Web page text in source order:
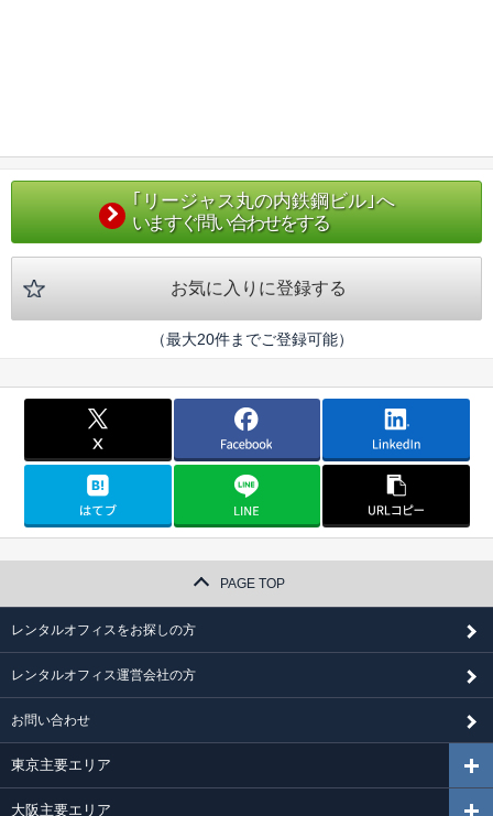
｢リージャス丸の内鉄鋼ビル｣へ
いますぐ問い合わせをする
お気に入りに登録する
（最大20件までご登録可能）
PAGE TOP
レンタルオフィスをお探しの方
レンタルオフィス運営会社の方
お問い合わせ
東京主要エリア
大阪主要エリア